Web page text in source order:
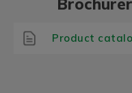
Product